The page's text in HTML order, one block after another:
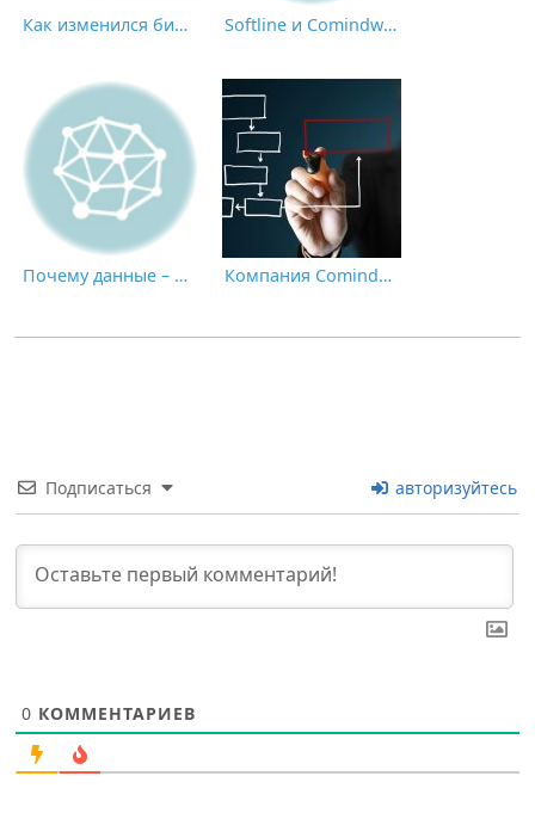
Как изменился бизнес в 2022 году: в России вышел отчет PEX Network Softline и Comindware объединяют усилия по цифровизации российского бизнеса
Почему данные – это НЕ новая нефть: пик экономики, основанной на применении искусственного интеллекта Компания Comindware вошла в Топ поставщиков BPMS в России 2019
Подписаться авторизуйтесь
0 КОММЕНТАРИЕВ